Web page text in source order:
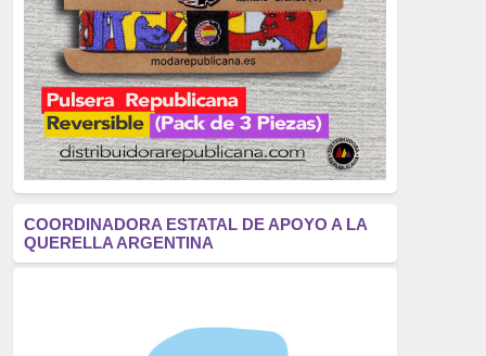
Cultura
(2163)
Guerra
(1674)
genocidio
(1234)
mujer
(1070)
Eventos
(914)
Crímenes del franquismo
(721)
COORDINADORA ESTATAL DE APOYO A LA
QUERELLA ARGENTINA